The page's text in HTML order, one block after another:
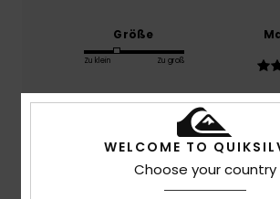
Größe
Zu klein Zu groß
Farbe
4.8
WELCOME TO
Choose your country